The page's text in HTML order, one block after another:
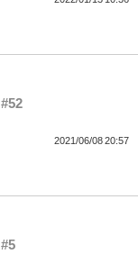
#52
2021/06/08 20:57
#5